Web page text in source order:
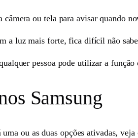
ou tela para avisar quando
a luz mais forte, fica difícil não
pessoa pode utilizar a função
Samsung
ou as duas opções ativadas,